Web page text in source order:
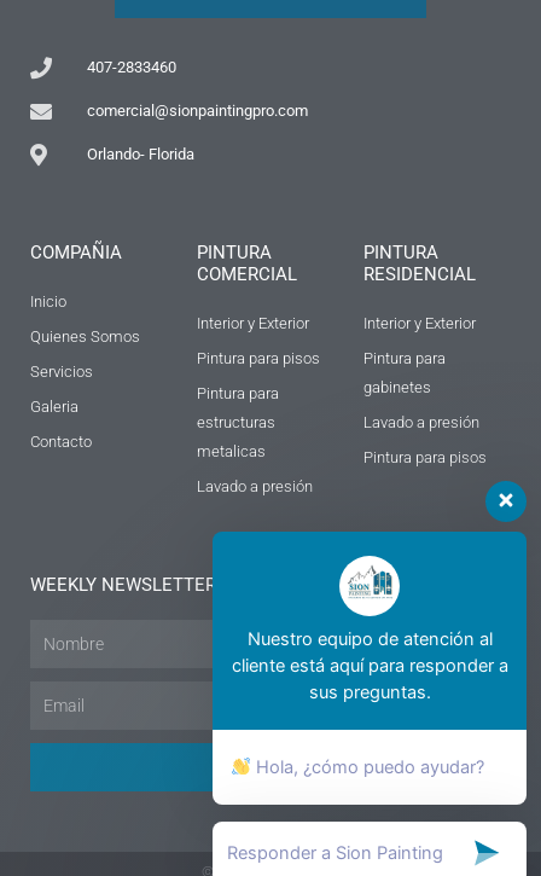
407-2833460
comercial@sionpaintingpro.com
Orlando- Florida
COMPAÑIA
Inicio
Quienes Somos
Servicios
Galeria
Contacto
PINTURA
COMERCIAL
Interior y Exterior
Pintura para pisos
Pintura para
estructuras
metalicas
Lavado a presión
PINTURA
RESIDENCIAL
Interior y Exterior
Pintura para
gabinetes
Lavado a presión
Pintura para pisos
WEEKLY NEWSLETTER
Nombre
SUSCRIBIRME
© All rights reserved
Nuestro equipo de atención al
cliente está aquí para responder a
sus preguntas.
Hola, ¿cómo puedo ayudar?